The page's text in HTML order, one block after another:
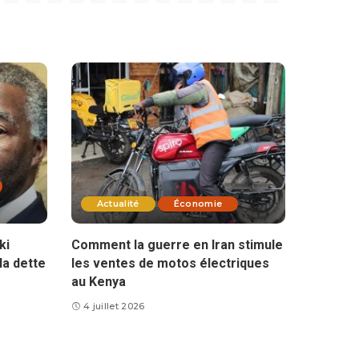
dette
Actualité Économie
Comment la guerre en Iran stimule
les ventes de motos électriques
au Kenya
4 juillet 2026